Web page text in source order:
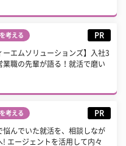
考える PR
ーエムソリューションズ】入社3
業職の先輩が語る！就活で磨い
考える PR
悩んでいた就活を、相談しなが
! エージェントを活用して内々